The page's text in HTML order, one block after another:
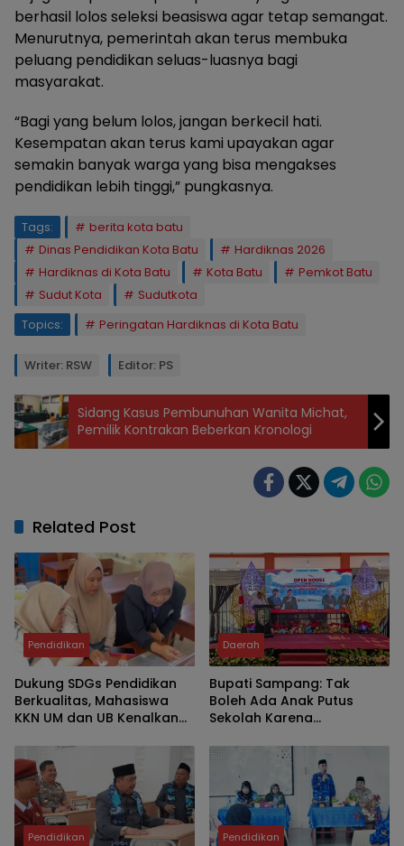
berhasil lolos seleksi beasiswa agar tetap semangat.
Menurutnya, pemerintah akan terus membuka
peluang pendidikan seluas-luasnya bagi
masyarakat.
“Bagi yang belum lolos, jangan berkecil hati.
Kesempatan akan terus kami upayakan agar
semakin banyak warga yang bisa mengakses
pendidikan lebih tinggi,” pungkasnya.
Tags:
berita kota batu
Dinas Pendidikan Kota Batu
Hardiknas 2026
Hardiknas di Kota Batu
Kota Batu
Pemkot Batu
Sudut Kota
Sudutkota
Topics:
Peringatan Hardiknas di Kota Batu
Writer: RSW Editor: PS
Sidang Kasus Pembunuhan Wanita Michat,
Pemilik Kontrakan Beberkan Kronologi
Related Post
Pendidikan
Dukung SDGs Pendidikan
Berkualitas, Mahasiswa
KKN UM dan UB Kenalkan
Heyzine di SDN Jeru
Daerah
Bupati Sampang: Tak
Boleh Ada Anak Putus
Sekolah Karena
Pendidikan Pendidikan